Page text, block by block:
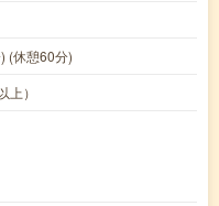
(休憩60分)
上）